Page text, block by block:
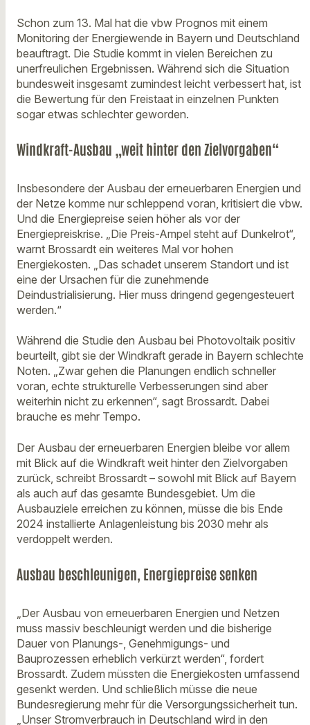
Schon zum 13. Mal hat die vbw Prognos mit einem
Monitoring der Energiewende in Bayern und Deutschland
beauftragt. Die Studie kommt in vielen Bereichen zu
unerfreulichen Ergebnissen. Während sich die Situation
bundesweit insgesamt zumindest leicht verbessert hat, ist
die Bewertung für den Freistaat in einzelnen Punkten
sogar etwas schlechter geworden.
Windkraft-Ausbau „weit hinter den Zielvorgaben“
Insbesondere der Ausbau der erneuerbaren Energien und
der Netze komme nur schleppend voran, kritisiert die vbw.
Und die Energiepreise seien höher als vor der
Energiepreiskrise. „Die Preis-Ampel steht auf Dunkelrot“,
warnt Brossardt ein weiteres Mal vor hohen
Energiekosten. „Das schadet unserem Standort und ist
eine der Ursachen für die zunehmende
Deindustrialisierung. Hier muss dringend gegengesteuert
werden.“
Während die Studie den Ausbau bei Photovoltaik positiv
beurteilt, gibt sie der Windkraft gerade in Bayern schlechte
Noten. „Zwar gehen die Planungen endlich schneller
voran, echte strukturelle Verbesserungen sind aber
weiterhin nicht zu erkennen“, sagt Brossardt. Dabei
brauche es mehr Tempo.
Der Ausbau der erneuerbaren Energien bleibe vor allem
mit Blick auf die Windkraft weit hinter den Zielvorgaben
zurück, schreibt Brossardt – sowohl mit Blick auf Bayern
als auch auf das gesamte Bundesgebiet. Um die
Ausbauziele erreichen zu können, müsse die bis Ende
2024 installierte Anlagenleistung bis 2030 mehr als
verdoppelt werden.
Ausbau beschleunigen, Energiepreise senken
„Der Ausbau von erneuerbaren Energien und Netzen
muss massiv beschleunigt werden und die bisherige
Dauer von Planungs-, Genehmigungs- und
Bauprozessen erheblich verkürzt werden“, fordert
Brossardt. Zudem müssten die Energiekosten umfassend
gesenkt werden. Und schließlich müsse die neue
Bundesregierung mehr für die Versorgungssicherheit tun.
„Unser Stromverbrauch in Deutschland wird in den